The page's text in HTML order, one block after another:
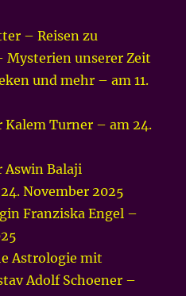
– Reisen zu
unserer Zeit
und mehr – am 11.
Turner – am 24.
Balaji
November 2025
Franziska Engel –
Astrologie mit
Adolf Schoener –